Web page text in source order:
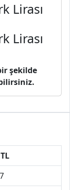
Lirası
Lirası
şekilde